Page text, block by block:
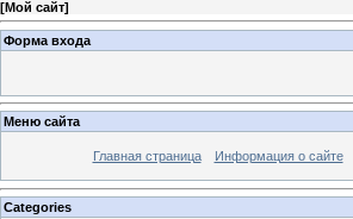
[Мой сайт]
Форма входа
Меню сайта
Главная страница Информация о сайте
Categories